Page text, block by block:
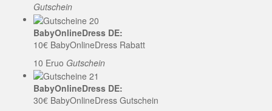
Gutschein
BabyOnlineDress DE:
10€ BabyOnlineDress Rabatt
10 Eruo Gutschein
BabyOnlineDress DE:
30€ BabyOnlineDress Gutschein